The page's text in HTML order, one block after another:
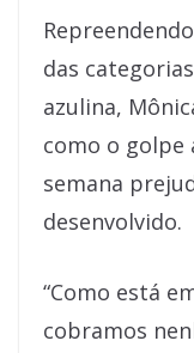
das
azulina,
como o golpe
semana
desenvolvido.
“Como está
cobramos